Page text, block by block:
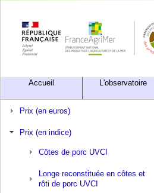
Accueil L'observatoire
Prix (en euros)
Prix (en indice)
Côtes de porc UVCI
Longe reconstituée en côtes et
rôti de porc UVCI